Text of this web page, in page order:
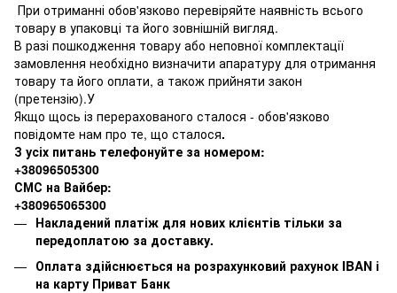
При отриманні обов'язково перевіряйте наявність всього
товару в упаковці та його зовнішній вигляд.
В разі пошкодження товару або неповної комплектації
замовлення необхідно визначити апаратуру для отримання
товару та його оплати, а також прийняти закон
(претензію).У
Якщо щось із перерахованого сталося - обов'язково
повідомте нам про те, що сталося.
З усіх питань телефонуйте за номером:
+38096505300
СМС на Вайбер:
+380965065300
Накладений платіж для нових клієнтів тільки за
передоплатою за доставку.
Оплата здійснюється на розрахунковий рахунок IBAN і
на карту Приват Банк